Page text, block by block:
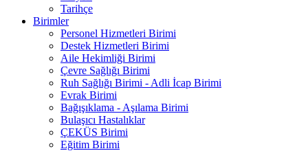
Tarihçe
Birimler
Personel Hizmetleri Birimi
Destek Hizmetleri Birimi
Aile Hekimliği Birimi
Çevre Sağlığı Birimi
Ruh Sağlığı Birimi - Adli İcap Birimi
Evrak Birimi
Bağışıklama - Aşılama Birimi
Bulaşıcı Hastalıklar
ÇEKÜS Birimi
Eğitim Birimi